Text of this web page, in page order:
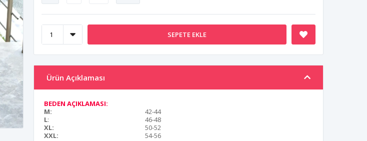
SEPETE EKLE
Ürün Açıklaması
BEDEN AÇIKLAMASI:
M:
42-44
L:
46-48
XL:
50-52
XXL:
54-56